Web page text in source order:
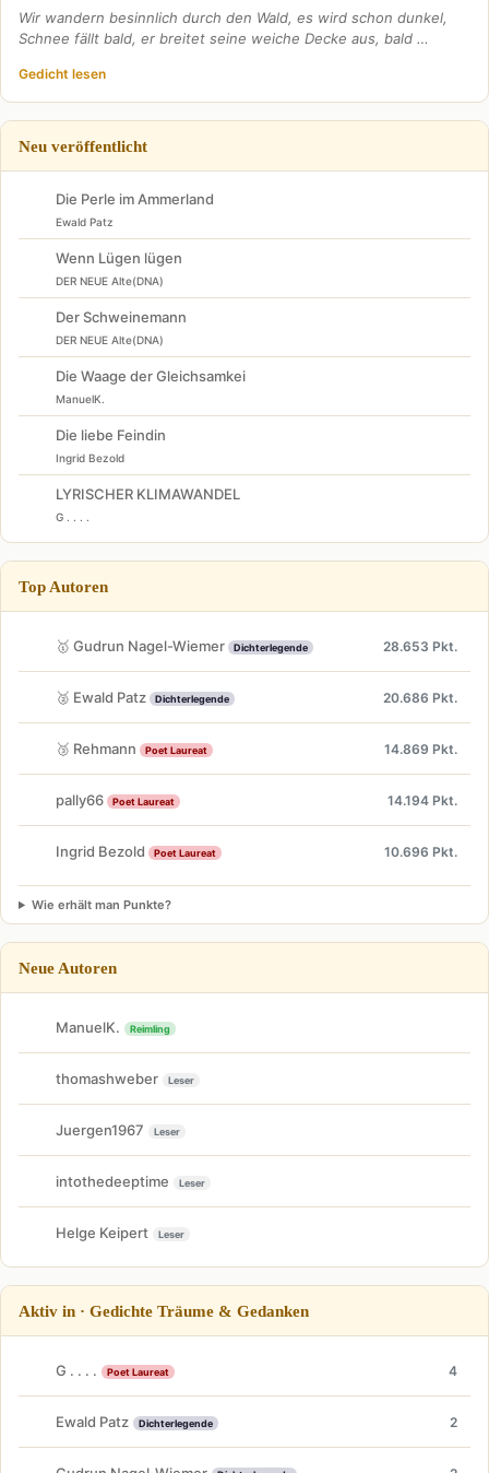
Wir wandern besinnlich durch den Wald, es wird schon dunkel,
Schnee fällt bald, er breitet seine weiche Decke aus, bald …
Gedicht lesen
Neu veröffentlicht
Die Perle im Ammerland
Ewald Patz
Wenn Lügen lügen
DER NEUE Alte(DNA)
Der Schweinemann
DER NEUE Alte(DNA)
Die Waage der Gleichsamkei
ManuelK.
Die liebe Feindin
Ingrid Bezold
LYRISCHER KLIMAWANDEL
G . . . .
Top Autoren
🥇 Gudrun Nagel-Wiemer Dichterlegende 28.653 Pkt.
🥈 Ewald Patz Dichterlegende 20.686 Pkt.
🥉 Rehmann Poet Laureat 14.869 Pkt.
pally66 Poet Laureat 14.194 Pkt.
Ingrid Bezold Poet Laureat 10.696 Pkt.
Wie erhält man Punkte?
Neue Autoren
ManuelK. Reimling
thomashweber Leser
Juergen1967 Leser
intothedeeptime Leser
Helge Keipert Leser
Aktiv in · Gedichte Träume & Gedanken
G . . . . Poet Laureat 4
Ewald Patz Dichterlegende 2